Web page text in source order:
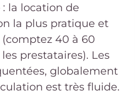
: la location de
la plus pratique et
40 à 60
prestataires). Les
globalement
est très fluide.